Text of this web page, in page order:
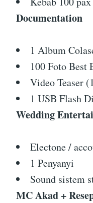
Documentation
1 Album
100 Foto Best
Video Teaser
1 USB Flash
Wedding
Electone /
1 Penyanyi
Sound sistem
MC Akad +